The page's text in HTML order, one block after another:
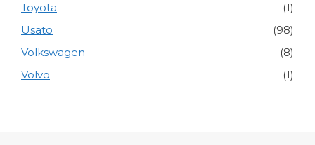
Toyota
(1)
Usato
(98)
Volkswagen
(8)
Volvo
(1)